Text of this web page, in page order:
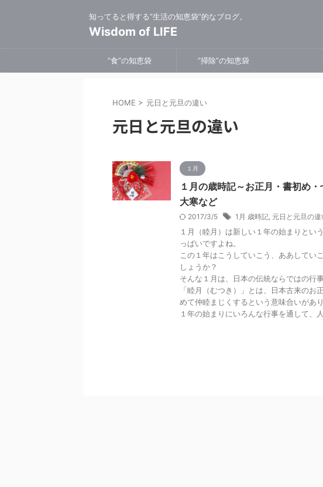
知ってると得する”生活の知恵袋”的なブログ。
Wisdom of LIFE
”食”の知恵袋 ”掃除”の知恵袋
HOME > 元日と元旦の違い
元日と元旦の違い
１月
１月の歳時記～お正月・書初め
大寒など
2017/3/5 1月 歳時記, 元日と元旦の違
１月（睦月）は新しい１年の始まりとい
っぱいですよね。
この１年はこうしていこう、ああしてい
しょうか？
そんな１月は、日本の伝統ならではの行
「睦月（むつき）」とは、日本古来の
めて仲睦まじくするという意味合いがあり
１年の始まりにいろんな行事を通して、